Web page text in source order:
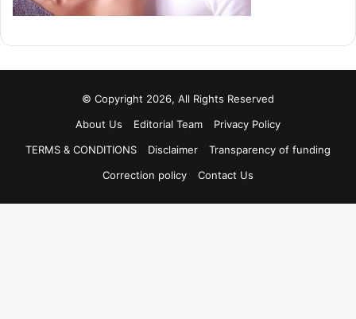
© Copyright 2026, All Rights Reserved
About Us
Editorial Team
Privacy Policy
TERMS & CONDITIONS
Disclaimer
Transparency of funding
Correction policy
Contact Us